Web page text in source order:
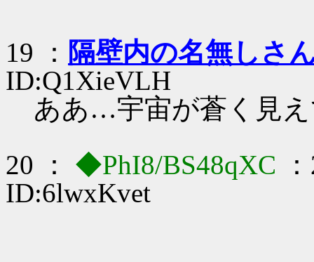
19 ： 隔壁内の名無しさ
ID:Q1XieVLH
ああ…宇宙が蒼く見
20 ：
◆PhI8/BS48qXC
ID:6lwxKvet